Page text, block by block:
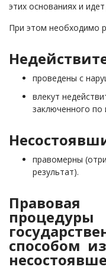
этих основаниях и
При этом необходимо
проведены с
влекут
заключенного по
правомерны
результат).
способом